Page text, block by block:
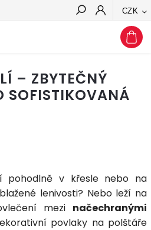
CZK
Hledat
– ZBYTEČNÝ
SOFISTIKOVANÁ
pohodlně v křesle nebo na
lenivosti? Nebo leží na
mezi načechranými
povlaky na polštáře